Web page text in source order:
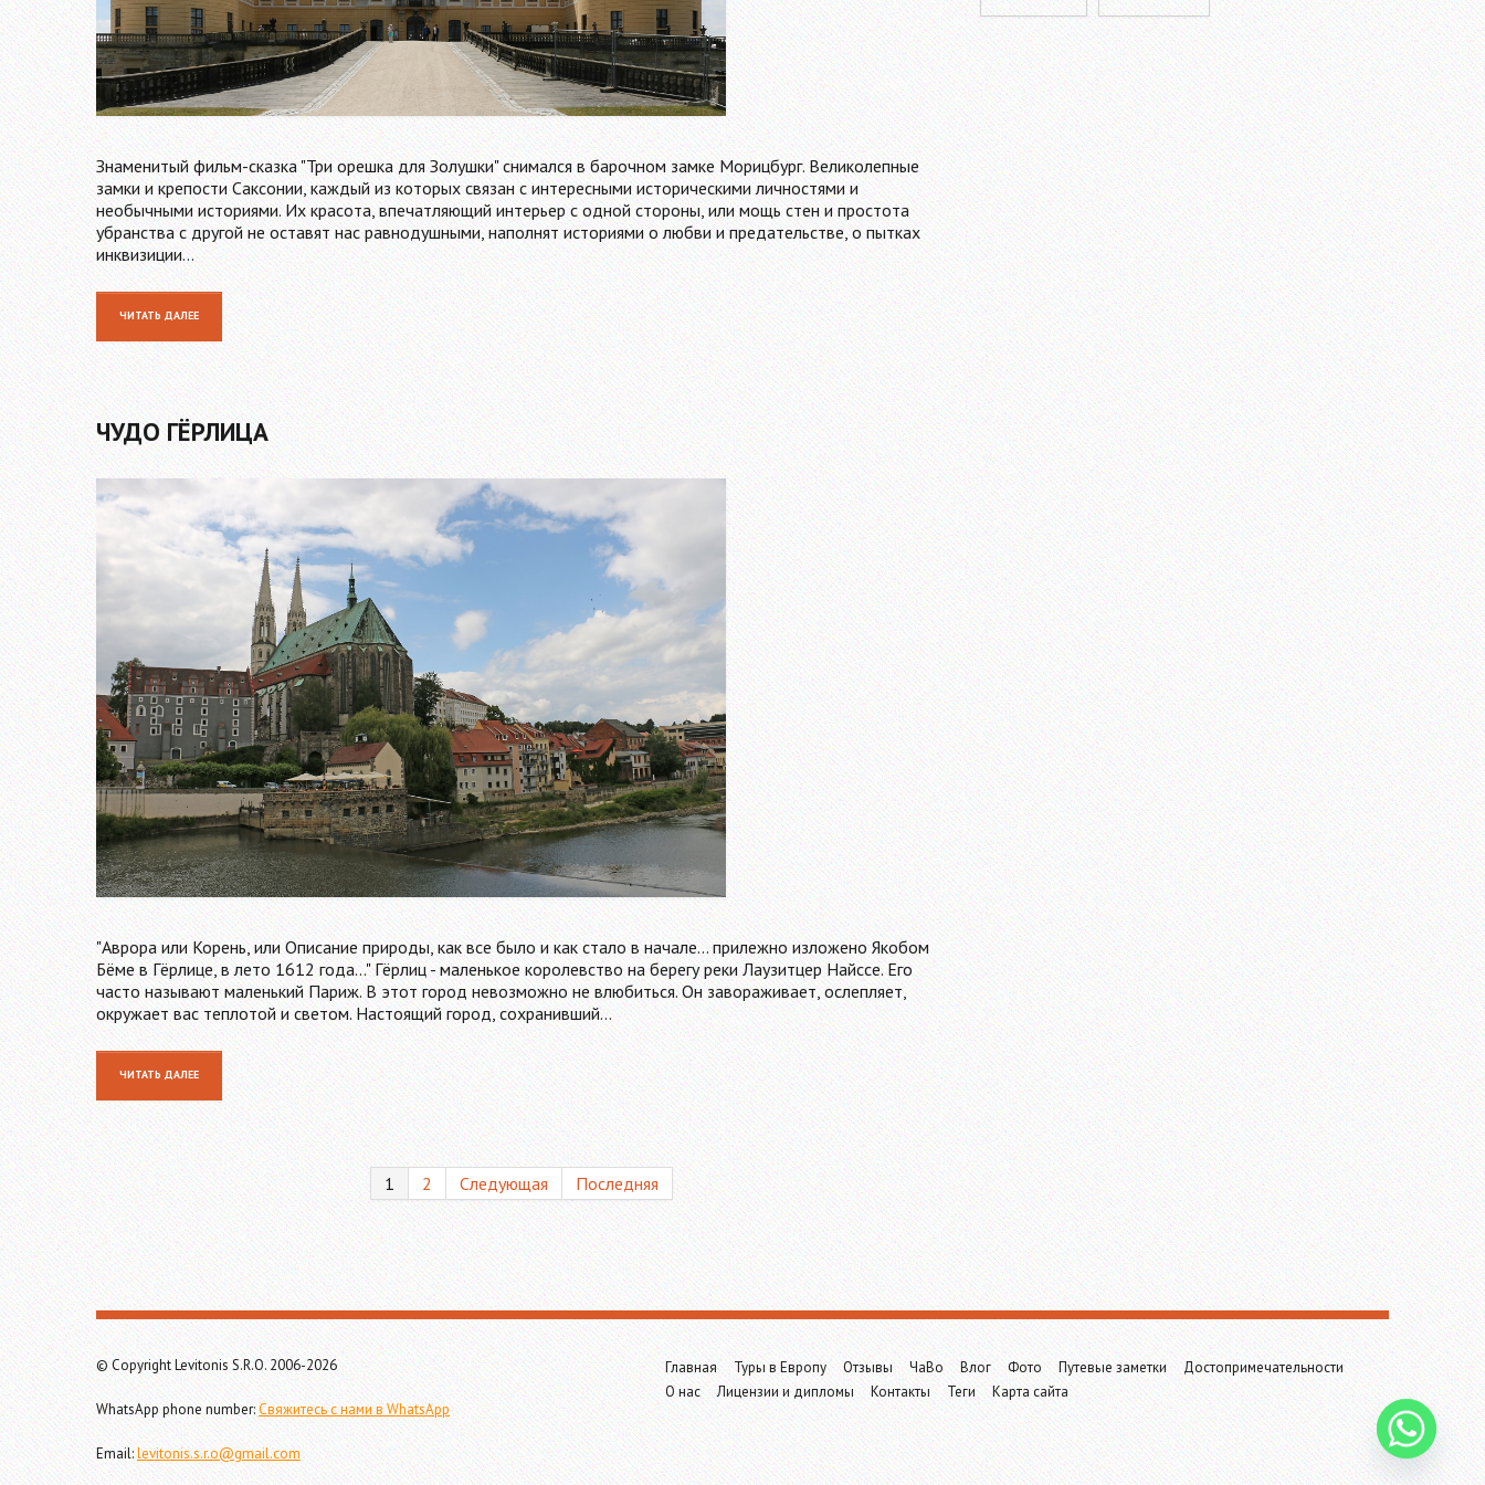
Знаменитый фильм-сказка "Три орешка для Золушки" снимался в барочном замке Морицбург. Великолепные
замки и крепости Саксонии, каждый из которых связан с интересными историческими личностями и
необычными историями. Их красота, впечатляющий интерьер с одной стороны, или мощь стен и простота
убранства с другой не оставят нас равнодушными, наполнят историями о любви и предательстве, о пытках
инквизиции…
ЧИТАТЬ ДАЛЕЕ
ЧУДО ГЁРЛИЦА
"Аврора или Корень, или Описание природы, как все было и как стало в начале... прилежно изложено Якобом
Бёме в Гёрлице, в лето 1612 года..." Гёрлиц - маленькое королевство на берегу реки Лаузитцер Найссе. Его
часто называют маленький Париж. В этот город невозможно не влюбиться. Он завораживает, ослепляет,
окружает вас теплотой и светом. Настоящий город, сохранивший…
ЧИТАТЬ ДАЛЕЕ
1 2 Следующая Последняя
© Copyright Levitonis S.R.O. 2006-2026
WhatsApp phone number:Свяжитесь с нами в WhatsApp
Email:levitonis.s.r.o@gmail.com
Главная Туры в Европу Отзывы ЧаВо Влог Фото Путевые заметки
Достопримечательности
О нас
Лицензии и дипломы Контакты Теги Карта сайта